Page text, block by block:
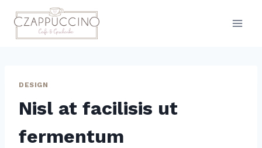
Inhalt
springen
DESIGN
Nisl at facilisis ut
fermentum